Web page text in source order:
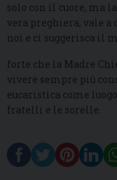
solo con il cuore, ma
vera preghiera, vale
noi e ci suggerisca il
forte che la Madre
vivere sempre più
eucaristica come
fratelli e le sorelle.